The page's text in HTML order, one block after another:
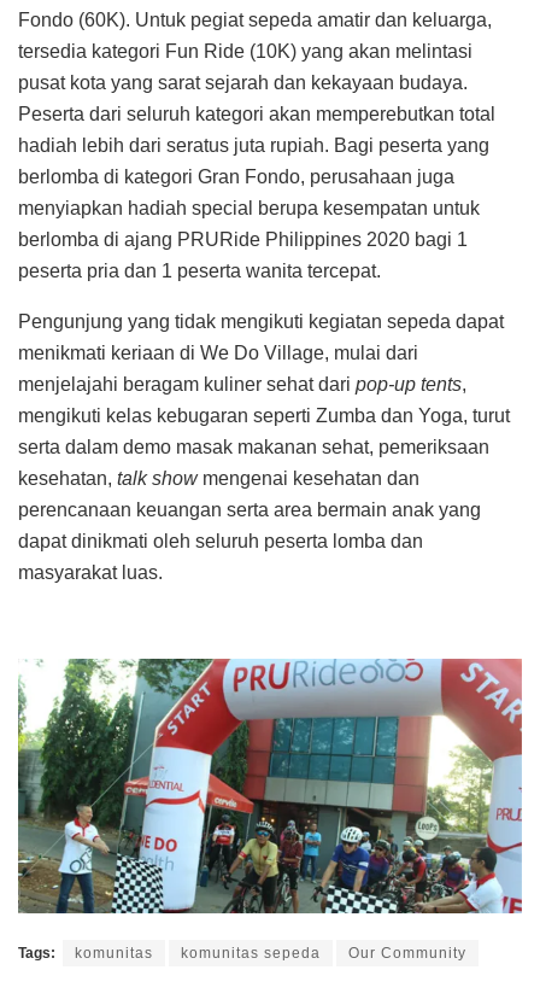
Fondo (60K). Untuk pegiat sepeda amatir dan keluarga,
tersedia kategori Fun Ride (10K) yang akan melintasi
pusat kota yang sarat sejarah dan kekayaan budaya.
Peserta dari seluruh kategori akan memperebutkan total
hadiah lebih dari seratus juta rupiah. Bagi peserta yang
berlomba di kategori Gran Fondo, perusahaan juga
menyiapkan hadiah special berupa kesempatan untuk
berlomba di ajang PRURide Philippines 2020 bagi 1
peserta pria dan 1 peserta wanita tercepat.
Pengunjung yang tidak mengikuti kegiatan sepeda dapat
menikmati keriaan di We Do Village, mulai dari
menjelajahi beragam kuliner sehat dari pop-up tents,
mengikuti kelas kebugaran seperti Zumba dan Yoga, turut
serta dalam demo masak makanan sehat, pemeriksaan
kesehatan, talk show mengenai kesehatan dan
perencanaan keuangan serta area bermain anak yang
dapat dinikmati oleh seluruh peserta lomba dan
masyarakat luas.
Tags: komunitas komunitas sepeda Our Community